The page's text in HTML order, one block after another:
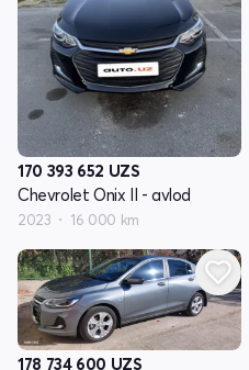
170 393 652 UZS
Chevrolet Onix II - avlod
2023 16 000 km
178 734 600 UZS